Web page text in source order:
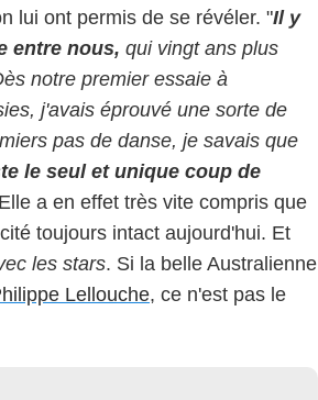
lui ont permis de se révéler. "Il y
entre nous, qui vingt ans plus
notre premier essaie à
j'avais éprouvé une sorte de
pas de danse, je savais que
le seul et unique coup de
a en effet très vite compris que
toujours intact aujourd'hui. Et
les stars. Si la belle Australienne
Lellouche, ce n'est pas le